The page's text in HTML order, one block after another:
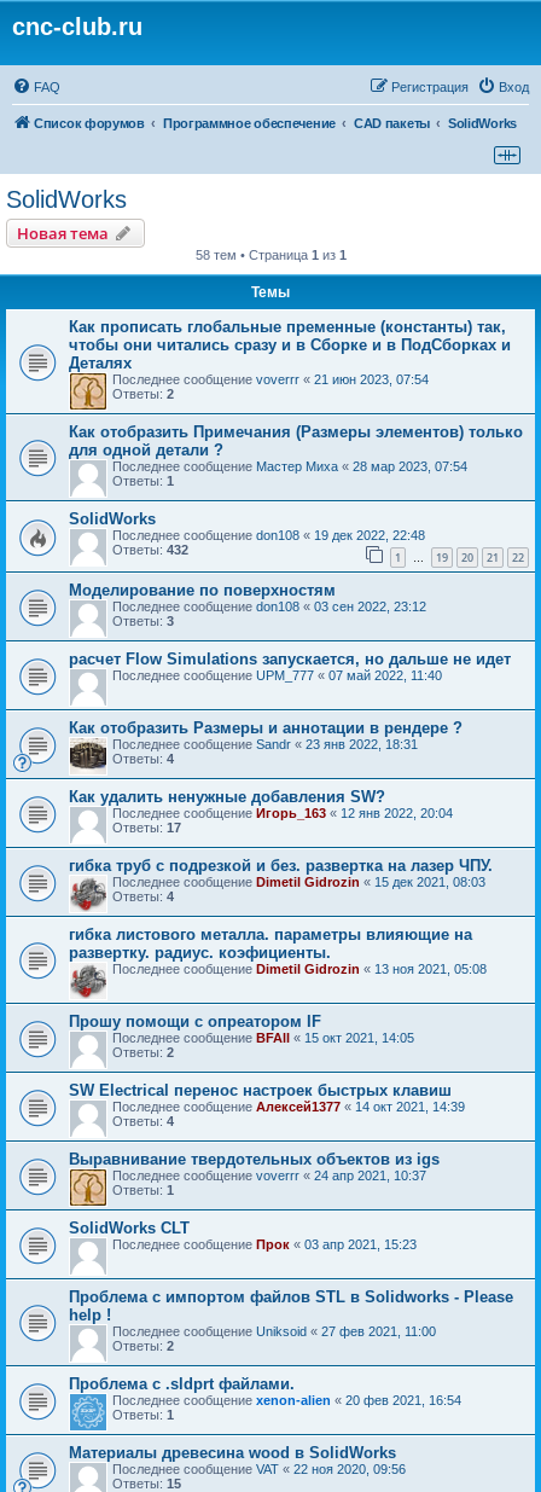
cnc-club.ru
FAQ Вход
Регистрация
Список форумов Программное обеспечение CAD пакеты SolidWorks
SolidWorks
Новая тема
58 тем • Страница 1 из 1
Темы
Как прописать глобальные пременные (константы) так,
чтобы они читались сразу и в Сборке и в ПодСборках и
Деталях
Последнее сообщение voverrr « 21 июн 2023, 07:54
Ответы: 2
Как отобразить Примечания (Размеры элементов) только
для одной детали ?
Последнее сообщение Мастер Миха « 28 мар 2023, 07:54
Ответы: 1
SolidWorks
Последнее сообщение don108 « 19 дек 2022, 22:48
Ответы: 432 1 … 19 20 21 22
Моделирование по поверхностям
Последнее сообщение don108 « 03 сен 2022, 23:12
Ответы: 3
расчет Flow Simulations запускается, но дальше не идет
Последнее сообщение UPM_777 « 07 май 2022, 11:40
Как отобразить Размеры и аннотации в рендере ?
Последнее сообщение Sandr « 23 янв 2022, 18:31
Ответы: 4
Как удалить ненужные добавления SW?
Последнее сообщение Игорь_163 « 12 янв 2022, 20:04
Ответы: 17
гибка труб с подрезкой и без. развертка на лазер ЧПУ.
Последнее сообщение Dimetil Gidrozin « 15 дек 2021, 08:03
Ответы: 4
гибка листового металла. параметры влияющие на
развертку. радиус. коэфициенты.
Последнее сообщение Dimetil Gidrozin « 13 ноя 2021, 05:08
Прошу помощи с опреатором IF
Последнее сообщение BFAll « 15 окт 2021, 14:05
Ответы: 2
SW Electrical перенос настроек быстрых клавиш
Последнее сообщение Алексей1377 « 14 окт 2021, 14:39
Ответы: 4
Выравнивание твердотельных объектов из igs
Последнее сообщение voverrr « 24 апр 2021, 10:37
Ответы: 1
SolidWorks CLT
Последнее сообщение Прок « 03 апр 2021, 15:23
Проблема с импортом файлов STL в Solidworks - Please
help !
Последнее сообщение Uniksoid « 27 фев 2021, 11:00
Ответы: 2
Проблема c .sldprt файлами.
Последнее сообщение xenon-alien « 20 фев 2021, 16:54
Ответы: 1
Материалы древесина wood в SolidWorks
Последнее сообщение VAT « 22 ноя 2020, 09:56
Ответы: 15